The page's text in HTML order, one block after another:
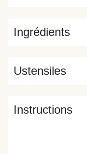
Ingrédients
Ustensiles
Instructions